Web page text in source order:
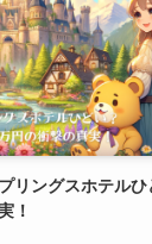
リングスホテル
！